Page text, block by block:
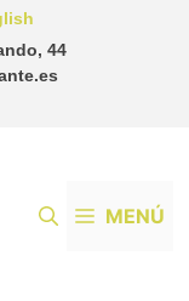
44
MENÚ